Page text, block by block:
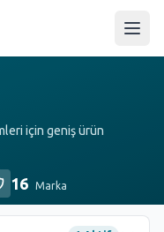
Ana
için geniş ürün
16 Marka